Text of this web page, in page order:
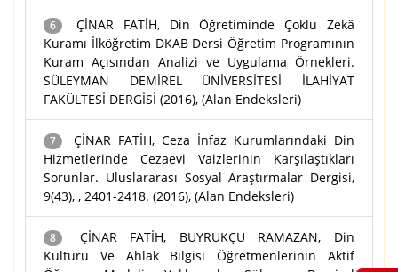
6
ÇİNAR FATİH, Din Öğretiminde Çoklu Zekâ
Kuramı İlköğretim DKAB Dersi Öğretim Programının
Kuram Açısından Analizi ve Uygulama Örnekleri.
SÜLEYMAN DEMİREL ÜNİVERSİTESİ İLAHİYAT
FAKÜLTESİ DERGİSİ (2016), (Alan Endeksleri)
7
ÇİNAR FATİH, Ceza İnfaz Kurumlarındaki Din
Hizmetlerinde Cezaevi Vaizlerinin Karşılaştıkları
Sorunlar. Uluslararası Sosyal Araştırmalar Dergisi,
9(43), , 2401-2418. (2016), (Alan Endeksleri)
8
ÇİNAR FATİH, BUYRUKÇU RAMAZAN, Din
Kültürü Ve Ahlak Bilgisi Öğretmenlerinin Aktif